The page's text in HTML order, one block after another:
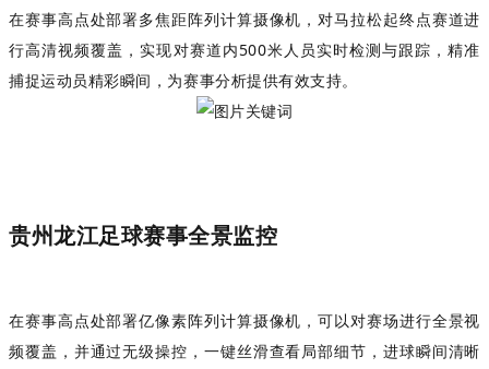
在赛事高点处部署多焦距阵列计算摄像机，对马拉松起终点赛道进
行高清视频覆盖，实现对赛道内500米人员实时检测与跟踪，精准
捕捉运动员精彩瞬间，为赛事分析提供有效支持。
贵州龙江足球赛事全景监控
在赛事高点处部署亿像素阵列计算摄像机，可以对赛场进行全景视
频覆盖，并通过无级操控，一键丝滑查看局部细节，进球瞬间清晰